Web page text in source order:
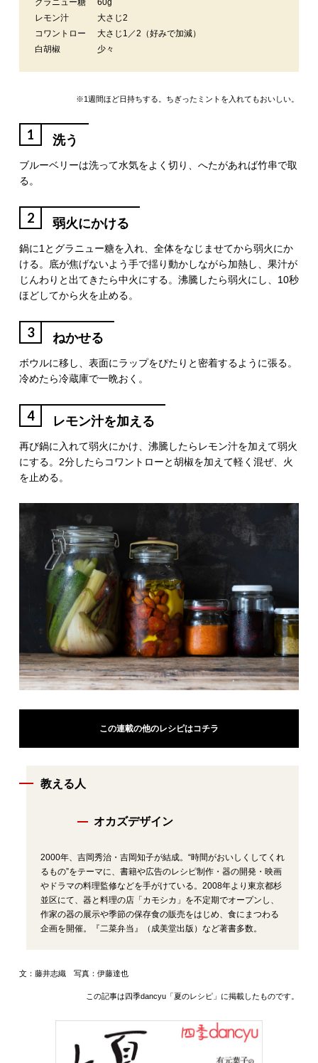
グラニュー糖
60g
レモン汁
大さじ2
コワントロー
大さじ1／2（好みで加減）
白胡椒
少々
※1週間ほど日持ちする。ちぎったミントを入れてもおいしい。
1 洗う
ブルーベリーは洗って水気をよく切り、へたがあれば竹串で取
る。
2 弱火にかける
鍋に1とグラニュー糖を入れ、全体をなじませてから弱火にか
ける。底が焦げないよう手で揺り動かしながら加熱し、果汁が
じんわりと出てきたら中火にする。沸騰したら弱火にし、10秒
ほどしてから火を止める。
3 ねかせる
ボウルに移し、表面にラップをぴたりと密着するように張る。
冷めたら冷蔵庫で一晩おく。
4 レモン汁を加える
再び鍋に入れて弱火にかけ、沸騰したらレモン汁を加えて弱火
にする。2分したらコワントローと胡椒を加えて軽く混ぜ、火
を止める。
この連載の他のレシピはコチラ
教える人
オカズデザイン
2000年、吉岡秀治・吉岡知子が結成。“時間がおいしくしてくれ
るもの”をテーマに、書籍や広告のレシピ制作・器の開発・映画
やドラマの料理監修などを手がけている。2008年より東京都杉
並区にて、器と料理の店「カモシカ」を不定期でオープンし、
作家の器の展示や季節の保存食の販売をはじめ、食にまつわる
企画を開催。『二菜弁当』（成美堂出版）など著書多数。
文：藤井志織 写真：伊藤達也
この記事は四季dancyu「夏のレシピ」に掲載したものです。